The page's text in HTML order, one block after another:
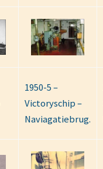
1950-5 –
Victoryschip –
Naviagatiebrug.